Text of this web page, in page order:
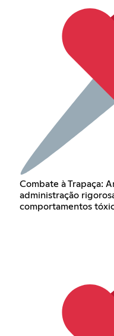
Combate à Trapaça:
administração
comportamentos